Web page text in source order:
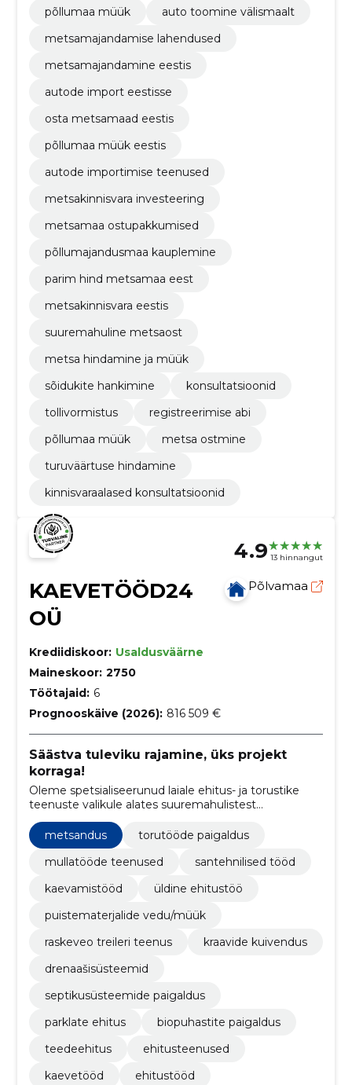
põllumaa müük
auto toomine välismaalt
metsamajandamise lahendused
metsamajandamine eestis
autode import eestisse
osta metsamaad eestis
põllumaa müük eestis
autode importimise teenused
metsakinnisvara investeering
metsamaa ostupakkumised
põllumajandusmaa kauplemine
parim hind metsamaa eest
metsakinnisvara eestis
suuremahuline metsaost
metsa hindamine ja müük
sõidukite hankimine
konsultatsioonid
tollivormistus
registreerimise abi
põllumaa müük
metsa ostmine
turuväärtuse hindamine
kinnisvaraalased konsultatsioonid
4.9 13 hinnangut
KAEVETÖÖD24
OÜ
Põlvamaa
Krediidiskoor: Usaldusväärne
Maineskoor: 2750
Töötajaid: 6
Prognooskäive (2026): 816 509 €
Säästva tuleviku rajamine, üks projekt
korraga!
Oleme spetsialiseerunud laiale ehitus- ja torustike
teenuste valikule alates suuremahulistest
projektidest kuni väiksemate, detailsete töödeni.
metsandus
torutööde paigaldus
mullatööde teenused
santehnilised tööd
kaevamistööd
üldine ehitustöö
puistematerjalide vedu/müük
raskeveo treileri teenus
kraavide kuivendus
drenaašisüsteemid
septikusüsteemide paigaldus
parklate ehitus
biopuhastite paigaldus
teedeehitus
ehitusteenused
kaevetööd
ehitustööd